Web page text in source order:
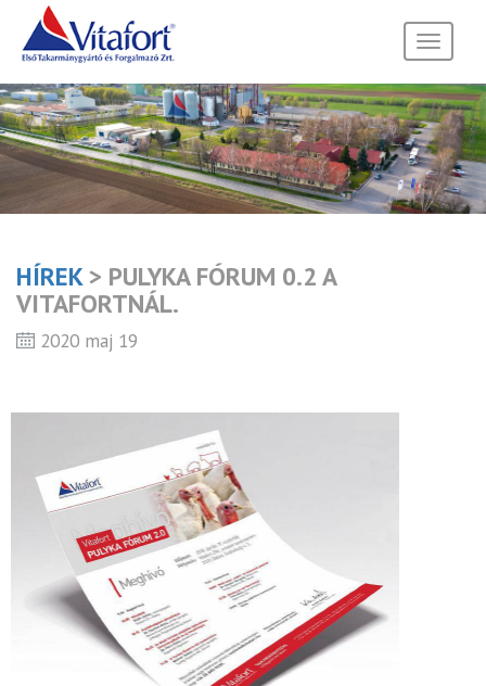
Toggle
HÍREK> PULYKA FÓRUM 0.2 A
VITAFORTNÁL.
2020 maj 19